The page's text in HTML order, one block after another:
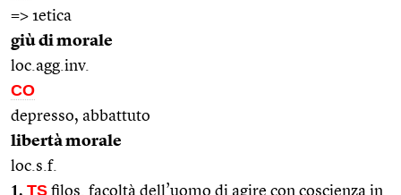
=> 1etica
giù di morale
loc.agg.inv.
CO
depresso, abbattuto
libertà morale
loc.s.f.
1. TS filos. facoltà dell’uomo di agire con coscienza in